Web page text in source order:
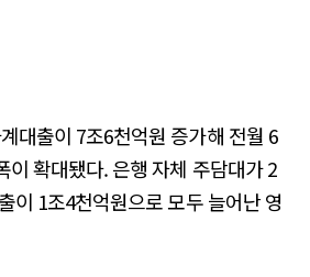
대출이 7조6천억원 증가해 전월 6
이 확대됐다. 은행 자체 주담대가 2
이 1조4천억원으로 모두 늘어난 영